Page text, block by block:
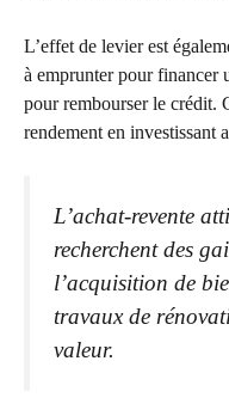
L’effet de levier est
à emprunter pour financer
pour rembourser le crédit.
rendement en investissant
L’achat-revente
recherchent des
l’acquisition de
travaux de
valeur.